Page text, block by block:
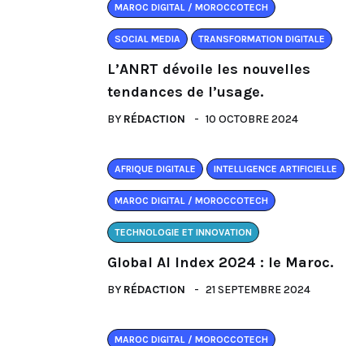
MAROC DIGITAL / MOROCCOTECH
SOCIAL MEDIA TRANSFORMATION DIGITALE
L’ANRT dévoile les nouvelles
tendances de l’usage.
BY RÉDACTION 10 OCTOBRE 2024
AFRIQUE DIGITALE INTELLIGENCE ARTIFICIELLE
MAROC DIGITAL / MOROCCOTECH
TECHNOLOGIE ET INNOVATION
Global AI Index 2024 : le Maroc.
BY RÉDACTION 21 SEPTEMBRE 2024
MAROC DIGITAL / MOROCCOTECH